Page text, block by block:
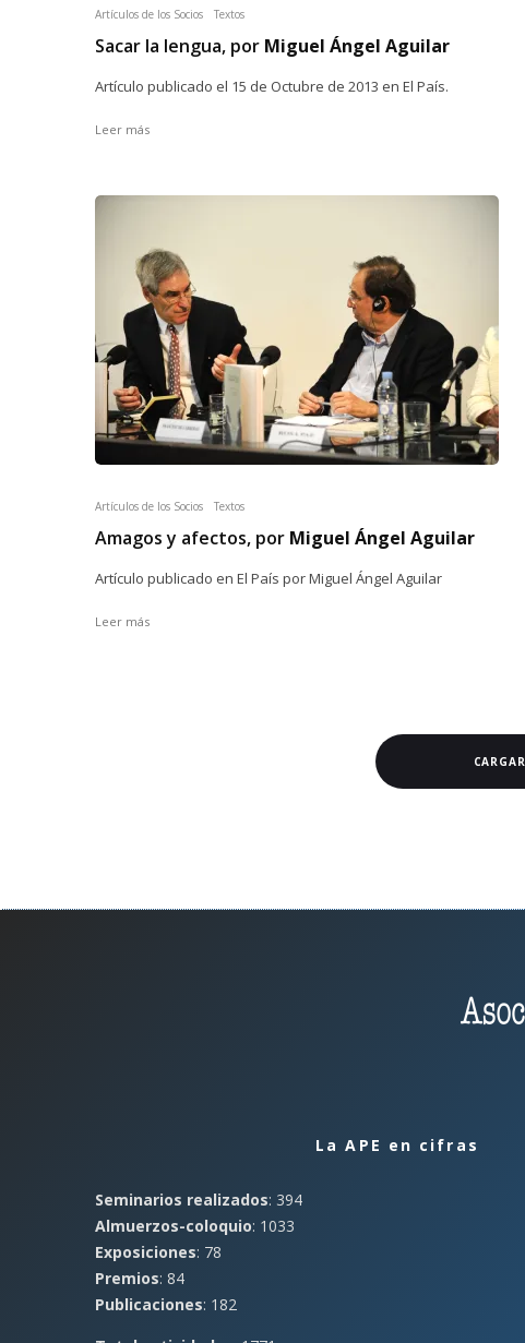
Artículos de los Socios Textos
Sacar la lengua, por Miguel Ángel Aguilar
Artículo publicado el 15 de Octubre de 2013 en El País.
Leer más
Artículos de los Socios Textos
Amagos y afectos, por Miguel Ángel Aguilar
Artículo publicado en El País por Miguel Ángel Aguilar
Leer más
La APE en cifras
Seminarios realizados: 394
Almuerzos-coloquio: 1033
Exposiciones: 78
Premios: 84
Publicaciones: 182